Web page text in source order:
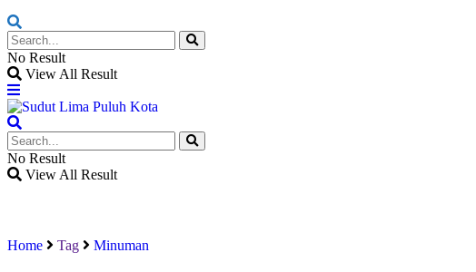
No Result
View All Result
No Result
View All Result
Home Tag Minuman